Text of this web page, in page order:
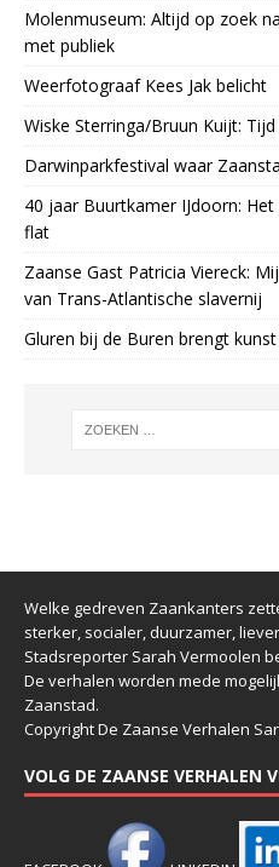
Molenmuseum: Altijd op zoek
met publiek
Weerfotograaf Kees Jak belicht
Wiske Sterringa/Bruun Kuijt: Tijd
Darwinparkfestival waar
40 jaar Buurtkamer IJdoorn:
flat
Zaanse Gast Patricia Viereck:
van Trans-Atlantische slavernij
Gluren bij de Buren brengt
Welke gedreven Zaankanters
sterker, socialer, duurzamer,
Stadsreporter Sarah Vermoolen
De verhalen worden mede
Zaanstad.
Copyright De Zaanse Verhalen
VOLG DE ZAANSE VERHALEN